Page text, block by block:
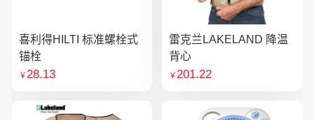
喜利得HILTI 标准螺栓式
锚栓
￥28.13
雷克兰LAKELAND 降温
背心
￥201.22